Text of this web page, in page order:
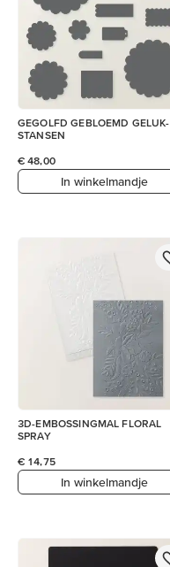
GEGOLFD GEBLOEMD GELUK-
STANSEN
€ 48,00
In winkelmandje
3D-EMBOSSINGMAL FLORAL
SPRAY
€ 14,75
In winkelmandje